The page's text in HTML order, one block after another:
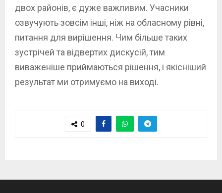
двох районів, є дуже важливим. Учасники
озвучують зовсім інші, ніж на обласному рівні,
питання для вирішення. Чим більше таких
зустрічей та відвертих дискусій, тим
виваженіше приймаються рішення, і якісніший
результат ми отримуємо на виході.
0